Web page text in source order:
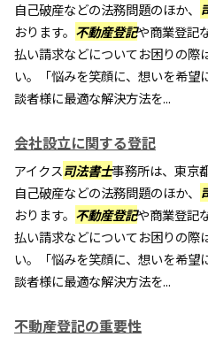
自己破産などの法務問題のほか、
おります。 不動産登記や商業登記
払い請求などについてお困りの際
い。「悩みを笑顔に、想いを希望
談者様に最適な解決方法を...
会社設立に関する登記
アイクス司法書士事務所は、東京
自己破産などの法務問題のほか、
おります。 不動産登記や商業登記
払い請求などについてお困りの際
い。「悩みを笑顔に、想いを希望
談者様に最適な解決方法を...
不動産登記の重要性